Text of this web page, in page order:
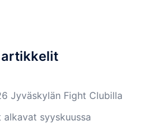
Jyväskylän Fight Clubilla
alkavat syyskuussa